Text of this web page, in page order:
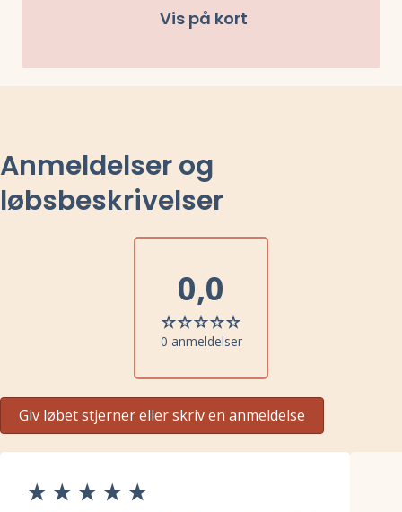
Vis på kort
Anmeldelser og
løbsbeskrivelser
0,0
0 anmeldelser
Giv løbet stjerner eller skriv en anmeldelse